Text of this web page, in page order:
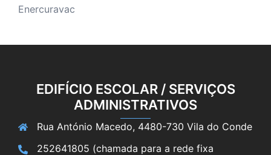
Enercuravac
EDIFÍCIO ESCOLAR / SERVIÇOS
ADMINISTRATIVOS
Rua António Macedo, 4480-730 Vila do Conde
252641805 (chamada para a rede fixa